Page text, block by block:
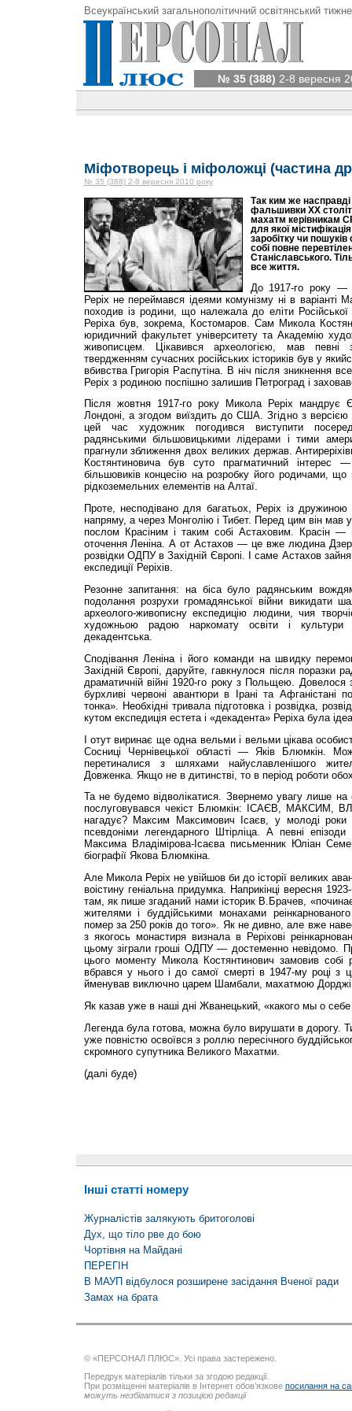
Всеукраїнський загальнополітичний освітянський
№ 35 (388) 2-8 вересня
Міфотворець і міфоложці (частина
№ 35 (388) 2-8 вересня 2010 року
Так ким же
фальшивки ХХ
махатм керівникам
для якої
заробітку чи
собі повне
Станіславського.
все життя.
До 1917-го року
Реріх не переймався ідеями комунізму ні в варіанті
походив із родини, що належала до еліти Російської
Реріха був, зокрема, Костомаров. Сам Микола
юридичний факультет університету та Академію
живописцем. Цікавився археологією, мав
твердженням сучасних російських істориків був у
вбивства Григорія Распутіна. В ніч після зникнення
Реріх з родиною поспішно залишив Петроград і
Після жовтня 1917-го року Микола Реріх
Лондоні, а згодом виїздить до США. Згідно з версією
цей час художник погодився виступити
радянськими більшовицькими лідерами і тими
прагнули зближення двох великих держав.
Костянтиновича був суто прагматичний
більшовиків концесію на розробку його родичами,
рідкоземельних елементів на Алтаї.
Проте, несподівано для багатьох, Реріх із
напряму, а через Монголію і Тибет. Перед цим він мав у
послом Красіним і таким собі Астаховим. Красін —
оточення Леніна. А от Астахов — це вже людина
розвідки ОДПУ в Західній Європі. І саме Астахов
експедиції Реріхів.
Резонне запитання: на біса було радянським
подолання розрухи громадянської війни викидати
археолого-живописну експедицію людини, чия
художньою радою наркомату освіти і
декадентська.
Сподівання Леніна і його команди на швидку
Західній Європі, даруйте, гавкнулося після поразки
драматичній війні 1920-го року з Польщею.
бурхливі червоні авантюри в Ірані та
тонка». Необхідні тривала підготовка і розвідка,
кутом експедиція естета і «декадента» Реріха була
І отут виринає ще одна вельми і вельми цікава
Сосниці Чернівецької області — Яків Блюмкін.
перетиналися з шляхами найуславленішого
Довженка. Якщо не в дитинстві, то в період роботи
Та не будемо відволікатися. Звернемо увагу лише на
послуговувався чекіст Блюмкін: ІСАЄВ, МАКСИМ,
нагадує? Максим Максимович Ісаєв, у молоді роки
псевдоніми легендарного Штірліца. А певні
Максима Владімірова-Ісаєва письменник Юліан
біографії Якова Блюмкіна.
Але Микола Реріх не увійшов би до історії великих
воістину геніальна придумка. Наприкінці вересня
там, як пише згаданий нами історик В.Брачев,
жителями і буддійськими монахами
помер за 250 років до того». Як не дивно, але вже
з якогось монастиря визнала в Реріхові
цьому зіграли гроші ОДПУ — достеменно невідомо.
цього моменту Микола Костянтинович замовив собі
вбрався у нього і до самої смерті в 1947-му році з
йменував виключно царем Шамбали, махатмою
Як казав уже в наші дні Жванецький, «какого мы о
Легенда була готова, можна було вирушати в дорогу.
уже повністю освоївся з роллю пересічного
скромного супутника Великого Махатми.
(далі буде)
Інші статті номеру
Журналістів залякують бритоголові
Дух, що тіло рве до бою
Чортівня на Майдані
ПЕРЕГІН
В МАУП відбулося розширене засідання Вченої ради
Замах на брата
© «ПЕРСОНАЛ ПЛЮС». Усі права застережено.
Передрук матеріалів тільки за згодою редакції.
При розміщенні матеріалів в Інтернет обов’язкове посилання на
можуть незбігатися з позицією редакції